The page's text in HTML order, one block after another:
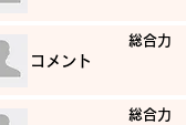
​総合力
​コメント
​総合力